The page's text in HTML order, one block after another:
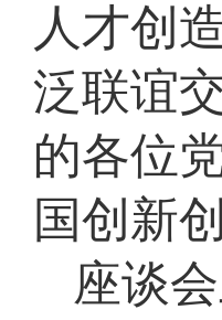
人才创
泛联谊
的各位
国创新
座谈